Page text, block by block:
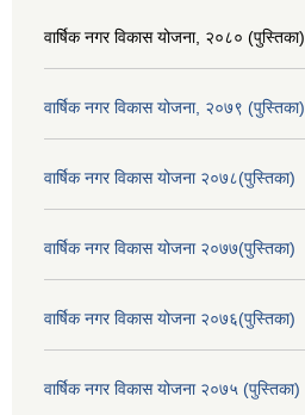
वार्षिक नगर विकास योजना, २०८० (पुस्तिका)
वार्षिक नगर विकास योजना, २०७९ (पुस्तिका)
वार्षिक नगर विकास योजना २०७८(पुस्तिका)
वार्षिक नगर विकास योजना २०७७(पुस्तिका)
वार्षिक नगर विकास योजना २०७६(पुस्तिका)
वार्षिक नगर विकास योजना २०७५ (पुस्तिका)